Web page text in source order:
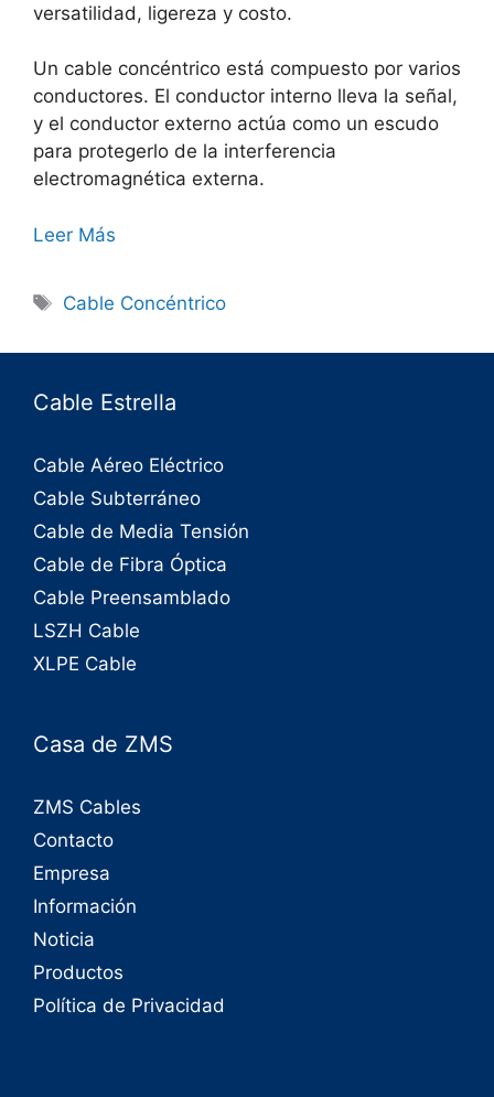
versatilidad, ligereza y costo.
Un cable concéntrico está compuesto por varios
conductores. El conductor interno lleva la señal,
y el conductor externo actúa como un escudo
para protegerlo de la interferencia
electromagnética externa.
Leer Más
Cable Concéntrico
Cable Estrella
Cable Aéreo Eléctrico
Cable Subterráneo
Cable de Media Tensión
Cable de Fibra Óptica
Cable Preensamblado
LSZH Cable
XLPE Cable
Casa de ZMS
ZMS Cables
Contacto
Empresa
Información
Noticia
Productos
Política de Privacidad